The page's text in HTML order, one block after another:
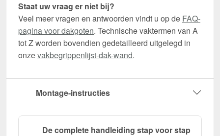
Staat uw vraag er niet bij?
Veel meer vragen en antwoorden vindt u op de FAQ-
pagina voor dakgoten. Technische vaktermen van A
tot Z worden bovendien gedetailleerd uitgelegd in
onzevakbegrippenlijst-dak-wand.
Montage-instructies
De complete handleiding stap voor stap